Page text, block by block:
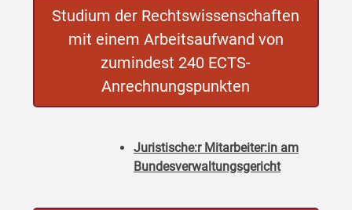
Studium der Rechtswissenschaften
mit einem Arbeitsaufwand von
zumindest 240 ECTS-
Anrechnungspunkten
Juristische:r Mitarbeiter:in am
Bundesverwaltungsgericht